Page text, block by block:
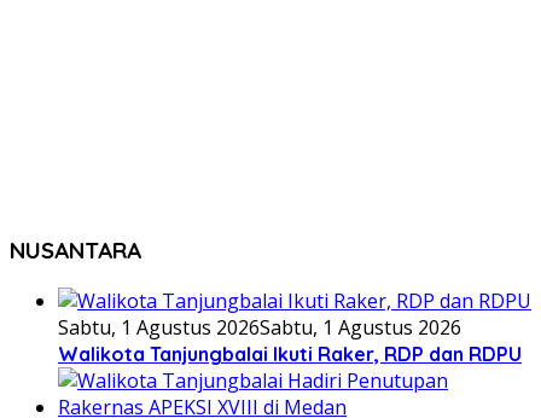
NUSANTARA
Sabtu, 1 Agustus 2026Sabtu, 1 Agustus 2026
Walikota Tanjungbalai Ikuti Raker, RDP dan RDPU